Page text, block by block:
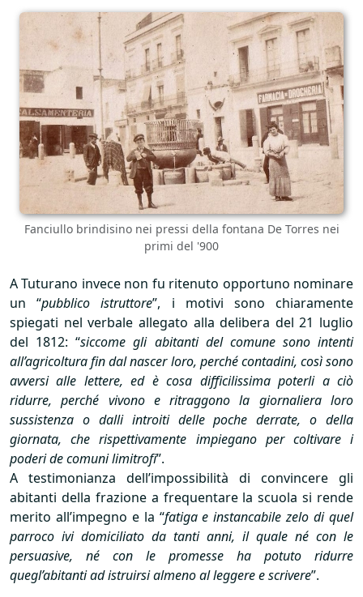
Fanciullo brindisino nei pressi della fontana De Torres nei
primi del '900
A Tuturano invece non fu ritenuto opportuno nominare
un “pubblico istruttore”, i motivi sono chiaramente
spiegati nel verbale allegato alla delibera del 21 luglio
del 1812: “siccome gli abitanti del comune sono intenti
all’agricoltura fin dal nascer loro, perché contadini, così sono
avversi alle lettere, ed è cosa difficilissima poterli a ciò
ridurre, perché vivono e ritraggono la giornaliera loro
sussistenza o dalli introiti delle poche derrate, o della
giornata, che rispettivamente impiegano per coltivare i
poderi de comuni limitrofi”.
A testimonianza dell’impossibilità di convincere gli
abitanti della frazione a frequentare la scuola si rende
merito all’impegno e la “fatiga e instancabile zelo di quel
parroco ivi domiciliato da tanti anni, il quale né con le
persuasive, né con le promesse ha potuto ridurre
quegl’abitanti ad istruirsi almeno al leggere e scrivere”.